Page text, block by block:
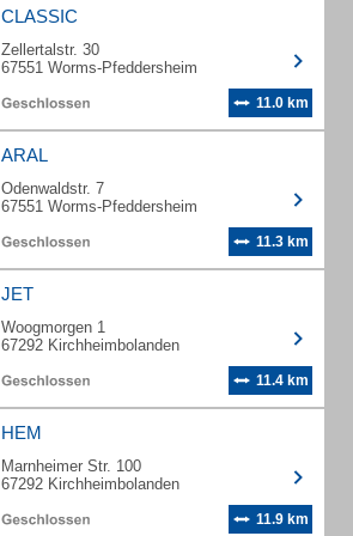
CLASSIC
Zellertalstr. 30
67551 Worms-Pfeddersheim
11.0 km
ARAL
Odenwaldstr. 7
67551 Worms-Pfeddersheim
11.3 km
JET
Woogmorgen 1
67292 Kirchheimbolanden
11.4 km
HEM
Marnheimer Str. 100
67292 Kirchheimbolanden
11.9 km